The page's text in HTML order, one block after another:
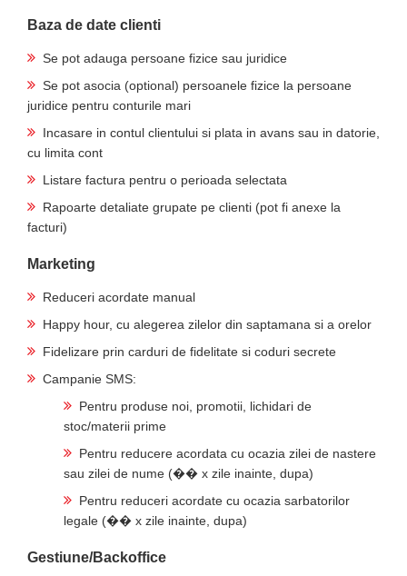
Baza de date clienti
Se pot adauga persoane fizice sau juridice
Se pot asocia (optional) persoanele fizice la persoane
juridice pentru conturile mari
Incasare in contul clientului si plata in avans sau in datorie,
cu limita cont
Listare factura pentru o perioada selectata
Rapoarte detaliate grupate pe clienti (pot fi anexe la
facturi)
Marketing
Reduceri acordate manual
Happy hour, cu alegerea zilelor din saptamana si a orelor
Fidelizare prin carduri de fidelitate si coduri secrete
Campanie SMS:
Pentru produse noi, promotii, lichidari de
stoc/materii prime
Pentru reducere acordata cu ocazia zilei de nastere
sau zilei de nume (�� x zile inainte, dupa)
Pentru reduceri acordate cu ocazia sarbatorilor
legale (�� x zile inainte, dupa)
Gestiune/Backoffice